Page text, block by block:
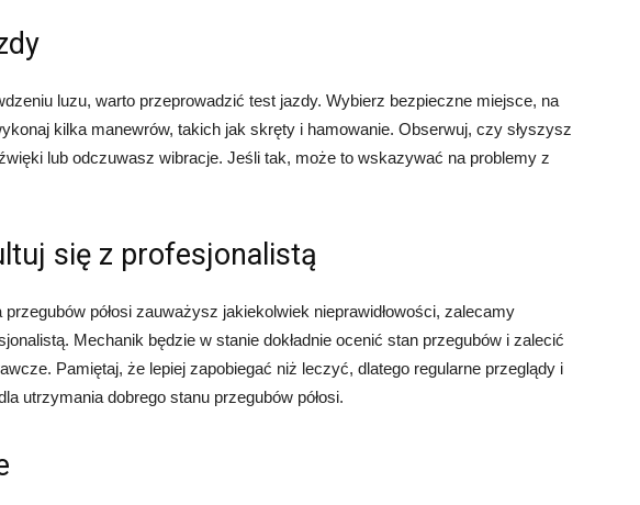
luzu, warto przeprowadzić test jazdy. Wybierz bezpieczne miejsce, na
kilka manewrów, takich jak skręty i hamowanie. Obserwuj, czy słyszysz
lub odczuwasz wibracje. Jeśli tak, może to wskazywać na problemy z
się z profesjonalistą
półosi zauważysz jakiekolwiek nieprawidłowości, zalecamy
Mechanik będzie w stanie dokładnie ocenić stan przegubów i zalecić
Pamiętaj, że lepiej zapobiegać niż leczyć, dlatego regularne przeglądy i
utrzymania dobrego stanu przegubów półosi.